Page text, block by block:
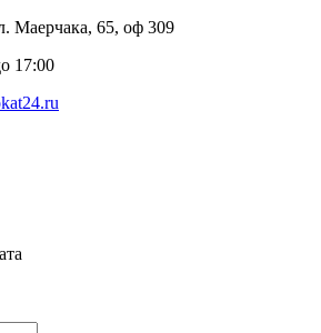
Маерчака, 65, оф 309
17:00